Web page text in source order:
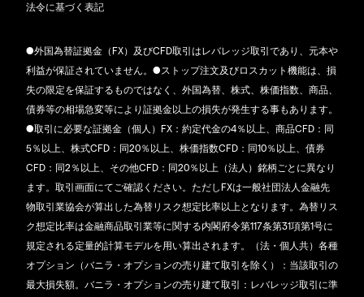
法令に基づく表記
●外国為替証拠金（FX）及びCFD取引はレバレッジ取引であり、元本や
利益が保証されていません。●ストップ注文及びロスカット機能は、損
失の限定を保証するものではなく、外国為替、株式、株価指数、商品、
債券等の相場急変等により証拠金以上の損失が発生する事もあります。
●取引に必要な証拠金（個人）FX：約定代金の4％以上、商品CFD：同
5％以上、株式CFD：同20％以上、株価指数CFD：同10％以上、債券
CFD：同2％以上、その他CFD：同20％以上（法人）銘柄ごとに異なり
ます。取引画面にてご確認ください。ただしFXは一般社団法人金融先
物取引業協会が算出した為替リスク想定比率以上となります。為替リス
ク想定比率は金融商品取引業等に関する内閣府令第117条第31項第1号に
規定される定量的計算モデルを用い算出されます。（法・個人共）各種
オプション（バニラ・オプションの売り建て取引を除く）：当該取引の
最大損失額。バニラ・オプションの売り建て取引：レバレッジ取引に準